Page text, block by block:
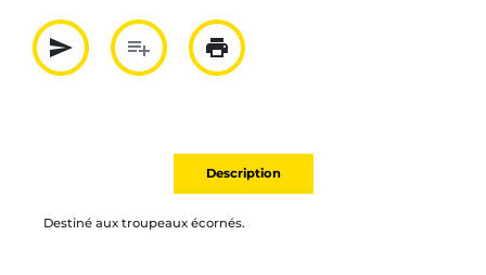
send
Partager par mail
playlist_add
Ajouter à la liste
print
Imprimer
Description
Destiné aux troupeaux écornés.